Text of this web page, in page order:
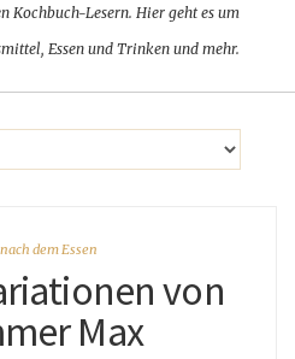
Lesern. Hier geht es um
Essen und Trinken und mehr.
dem Essen
von
Max